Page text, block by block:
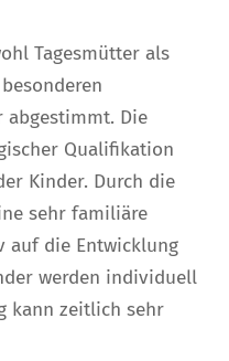
Tagesmütter als
abgestimmt. Die
Qualifikation
Kinder. Durch die
sehr familiäre
auf die Entwicklung
werden individuell
kann zeitlich sehr